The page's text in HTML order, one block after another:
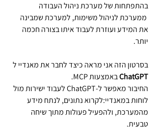
בהתפתחות של מערכת ניהול העבודה
ממערכת לניהול משימות, למערכת שמבינה
את המידע ועוזרת לעבוד איתו בצורה חכמה
יותר.
בסרטון הזה אני מראה כיצד לחבר את מאנדיי ל
ChatGPT באמצעות MCP.
החיבור מאפשר ל-ChatGPT לעבוד ישירות מול
לוחות במאנדיי:לקרוא נתונים, לנתח מידע
מהמערכת, ולהפעיל פעולות מתוך שיחה
טבעית.